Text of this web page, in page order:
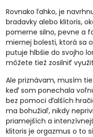
Rovnako ľahko, je
bradavky alebo klitoris,
pomerne silno, pevne a
miernej bolesti, ktorá sa
putuje hlbšie do svojho
môžete tiež zosilniť
Ale priznávam, musím
keď som ponechala
bez pomoci ďalších
ma bohužiaľ, nikdy
priamejších a
klitoris je orgazmus o to